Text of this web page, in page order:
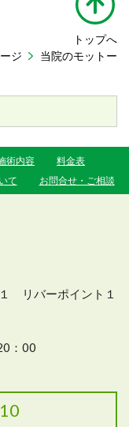
トップへ
ジ
当院のモットー
術内容
料金表
て お問合せ・ご相談
リバーポイント１
：00